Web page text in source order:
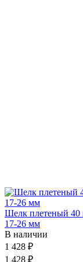
Шелк плетеный 40
17-26 мм
В наличии
1 428 ₽
1 428 ₽